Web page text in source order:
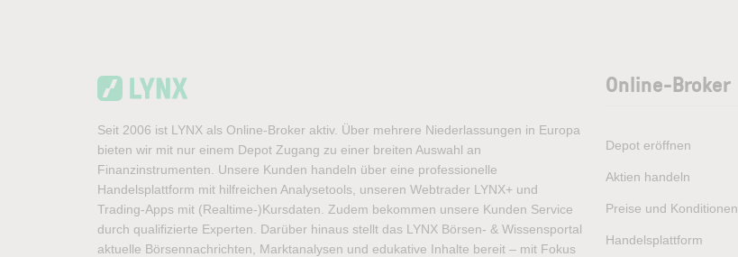
Seit 2006 ist LYNX als Online-Broker aktiv. Über mehrere Niederlassungen in Europa
bieten wir mit nur einem Depot Zugang zu einer breiten Auswahl an
Finanzinstrumenten. Unsere Kunden handeln über eine professionelle
Handelsplattform mit hilfreichen Analysetools, unseren Webtrader LYNX+ und
Trading-Apps mit (Realtime-)Kursdaten. Zudem bekommen unsere Kunden Service
durch qualifizierte Experten. Darüber hinaus stellt das LYNX Börsen- & Wissensportal
aktuelle Börsennachrichten, Marktanalysen und edukative Inhalte bereit – mit Fokus
Online-Broker
Depot eröffnen
Aktien handeln
Preise und Konditionen
Handelsplattform